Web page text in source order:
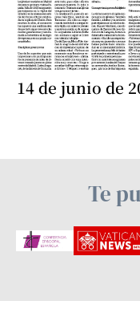
14 de junio de
Te